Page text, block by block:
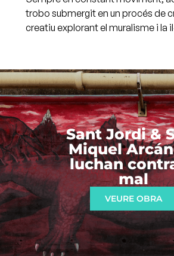
trobo submergit en un procés de
creatiu explorant el muralisme i la
Sant Jordi &
Miquel
luchan
mal
VEURE OBRA